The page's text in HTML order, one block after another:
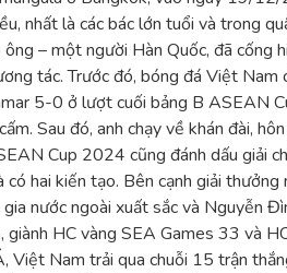
nhất là các bác lớn tuổi và trong
– một người Hàn Quốc, đã cống
tác. Trước đó, bóng đá Việt Nam
5-0 ở lượt cuối bảng B ASEAN
Sau đó, anh chạy về khán đài,
Cup 2024 cũng đánh dấu giải
hai kiến tạo. Bên cạnh giải thưởng
nước ngoài xuất sắc và Nguyễn
HC vàng SEA Games 33 và
Nam trải qua chuỗi 15 trận